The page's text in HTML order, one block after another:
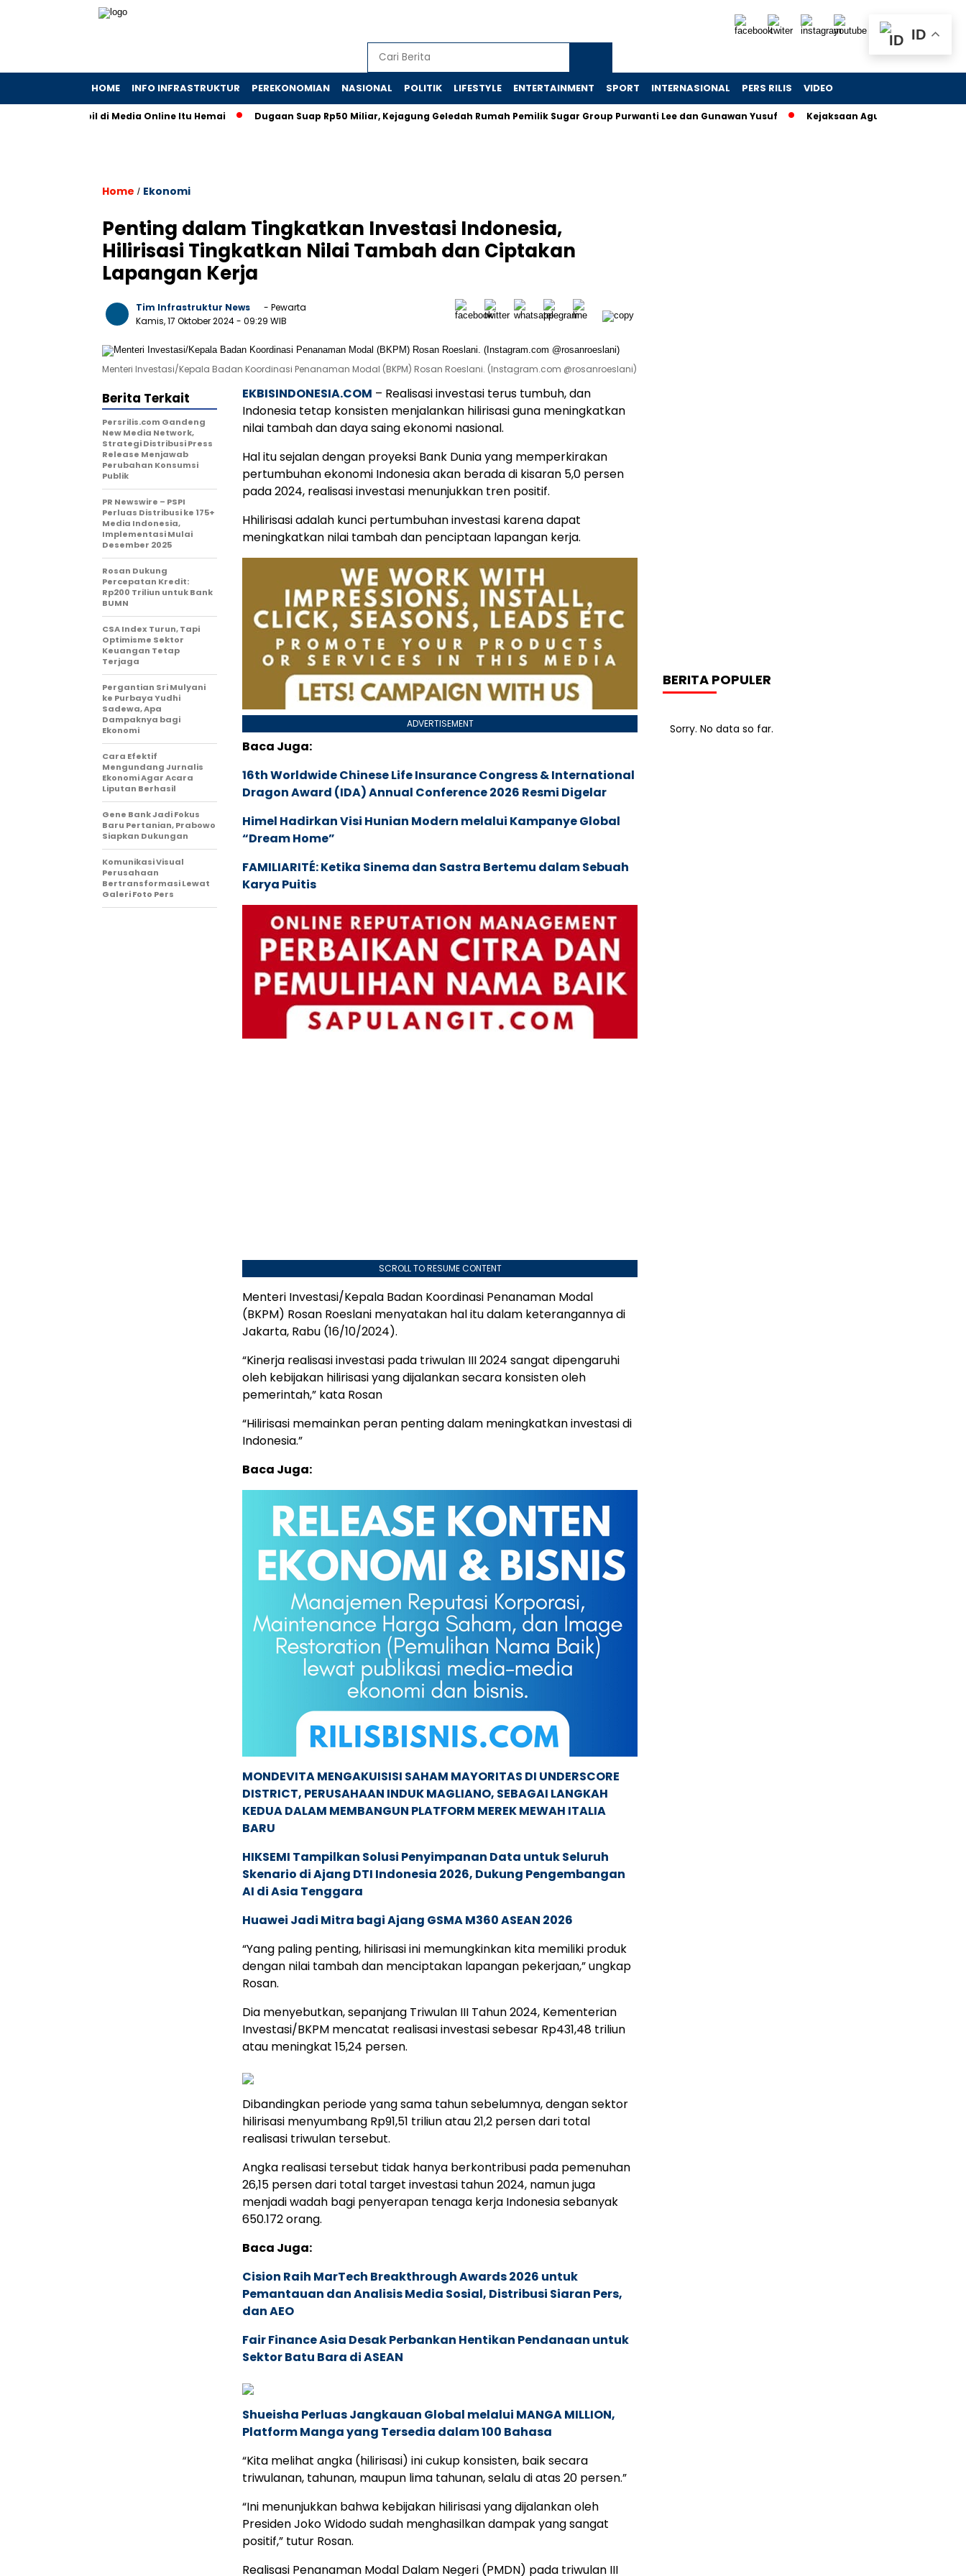
HOME INFO INFRASTRUKTUR PEREKONOMIAN NASIONAL POLITIK LIFESTYLE ENTERTAINMENT SPORT INTERNASIONAL PERS RILIS VIDEO
Tampil di Media Online Itu Hemai Dugaan Suap Rp50 Miliar, Kejagung Geledah Rumah Pemilik Sugar Group Purwanti Lee dan Gunawan Yusuf Kejaksaan Agung Periksa 55 Saksi
Home / Ekonomi
Penting dalam Tingkatkan Investasi Indonesia,
Hilirisasi Tingkatkan Nilai Tambah dan Ciptakan
Lapangan Kerja
Tim Infrastruktur News
- Pewarta
Kamis, 17 Oktober 2024- 09:29 WIB
Menteri Investasi/Kepala Badan Koordinasi Penanaman Modal (BKPM) Rosan Roeslani. (Instagram.com @rosanroeslani)
EKBISINDONESIA.COM – Realisasi investasi terus tumbuh, dan
Indonesia tetap konsisten menjalankan hilirisasi guna meningkatkan
nilai tambah dan daya saing ekonomi nasional.
Hal itu sejalan dengan proyeksi Bank Dunia yang memperkirakan
pertumbuhan ekonomi Indonesia akan berada di kisaran 5,0 persen
pada 2024, realisasi investasi menunjukkan tren positif.
Hhilirisasi adalah kunci pertumbuhan investasi karena dapat
meningkatkan nilai tambah dan penciptaan lapangan kerja.
ADVERTISEMENT
Baca Juga:
16th Worldwide Chinese Life Insurance Congress & International
Dragon Award (IDA) Annual Conference 2026 Resmi Digelar
Himel Hadirkan Visi Hunian Modern melalui Kampanye Global
“Dream Home”
FAMILIARITÉ: Ketika Sinema dan Sastra Bertemu dalam Sebuah
Karya Puitis
SCROLL TO RESUME CONTENT
Menteri Investasi/Kepala Badan Koordinasi Penanaman Modal
(BKPM) Rosan Roeslani menyatakan hal itu dalam keterangannya di
Jakarta, Rabu (16/10/2024).
“Kinerja realisasi investasi pada triwulan III 2024 sangat dipengaruhi
oleh kebijakan hilirisasi yang dijalankan secara konsisten oleh
pemerintah,” kata Rosan
“Hilirisasi memainkan peran penting dalam meningkatkan investasi di
Indonesia.”
Baca Juga:
MONDEVITA MENGAKUISISI SAHAM MAYORITAS DI UNDERSCORE
DISTRICT, PERUSAHAAN INDUK MAGLIANO, SEBAGAI LANGKAH
KEDUA DALAM MEMBANGUN PLATFORM MEREK MEWAH ITALIA
BARU
HIKSEMI Tampilkan Solusi Penyimpanan Data untuk Seluruh
Skenario di Ajang DTI Indonesia 2026, Dukung Pengembangan
AI di Asia Tenggara
Huawei Jadi Mitra bagi Ajang GSMA M360 ASEAN 2026
“Yang paling penting, hilirisasi ini memungkinkan kita memiliki produk
dengan nilai tambah dan menciptakan lapangan pekerjaan,” ungkap
Rosan.
Dia menyebutkan, sepanjang Triwulan III Tahun 2024, Kementerian
Investasi/BKPM mencatat realisasi investasi sebesar Rp431,48 triliun
atau meningkat 15,24 persen.
Dibandingkan periode yang sama tahun sebelumnya, dengan sektor
hilirisasi menyumbang Rp91,51 triliun atau 21,2 persen dari total
realisasi triwulan tersebut.
Angka realisasi tersebut tidak hanya berkontribusi pada pemenuhan
26,15 persen dari total target investasi tahun 2024, namun juga
menjadi wadah bagi penyerapan tenaga kerja Indonesia sebanyak
650.172 orang.
Baca Juga:
Cision Raih MarTech Breakthrough Awards 2026 untuk
Pemantauan dan Analisis Media Sosial, Distribusi Siaran Pers,
dan AEO
Fair Finance Asia Desak Perbankan Hentikan Pendanaan untuk
Sektor Batu Bara di ASEAN
Shueisha Perluas Jangkauan Global melalui MANGA MILLION,
Platform Manga yang Tersedia dalam 100 Bahasa
“Kita melihat angka (hilirisasi) ini cukup konsisten, baik secara
triwulanan, tahunan, maupun lima tahunan, selalu di atas 20 persen.”
“Ini menunjukkan bahwa kebijakan hilirisasi yang dijalankan oleh
Presiden Joko Widodo sudah menghasilkan dampak yang sangat
positif,” tutur Rosan.
Realisasi Penanaman Modal Dalam Negeri (PMDN) pada triwulan III
Berita Terkait
Persrilis.com Gandeng
New Media Network,
Strategi Distribusi Press
Release Menjawab
Perubahan Konsumsi
Publik
PR Newswire – PSPI
Perluas Distribusi ke 175+
Media Indonesia,
Implementasi Mulai
Desember 2025
Rosan Dukung
Percepatan Kredit:
Rp200 Triliun untuk Bank
BUMN
CSA Index Turun, Tapi
Optimisme Sektor
Keuangan Tetap
Terjaga
Pergantian Sri Mulyani
ke Purbaya Yudhi
Sadewa, Apa
Dampaknya bagi
Ekonomi
Cara Efektif
Mengundang Jurnalis
Ekonomi Agar Acara
Liputan Berhasil
Gene Bank Jadi Fokus
Baru Pertanian, Prabowo
Siapkan Dukungan
Komunikasi Visual
Perusahaan
Bertransformasi Lewat
Galeri Foto Pers
BERITA POPULER
Sorry. No data so far.
ID